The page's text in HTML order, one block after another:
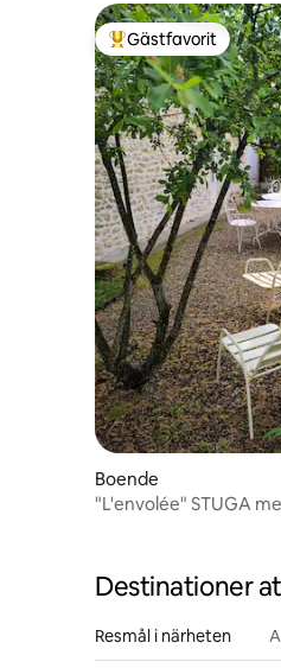
Populär gästfavorit
Gästfavorit
Boende
"L'envolée" STUGA
Destinationer
Resmål i närheten